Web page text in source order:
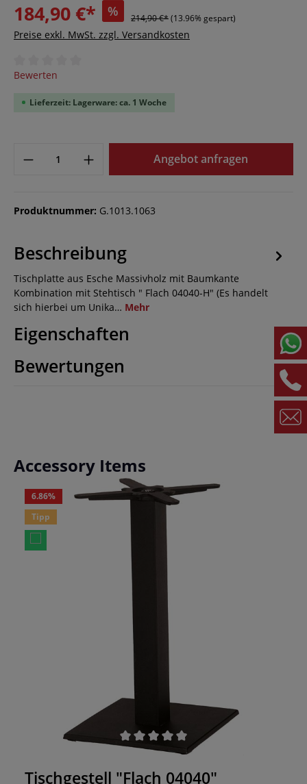
184,90 €* % 214,90 €*(13.96% gespart)
Preise exkl. MwSt. zzgl. Versandkosten
Durchschnittliche Bewertung von 0 von 5 Sternen
Bewerten
Lieferzeit: Lagerware: ca. 1 Woche
Angebot anfragen
Produktnummer: G.1013.1063
Beschreibung
Tischplatte aus Esche Massivholz mit Baumkante
Kombination mit Stehtisch " Flach 04040-H" (Es handelt
sich hierbei um Unika… Mehr
Eigenschaften
Bewertungen
Produktgalerie überspringen
Accessory Items
6.86%
Tipp
Durchschnittliche Bewertung von 0 von 5 Sternen
Tischgestell "Flach 04040"